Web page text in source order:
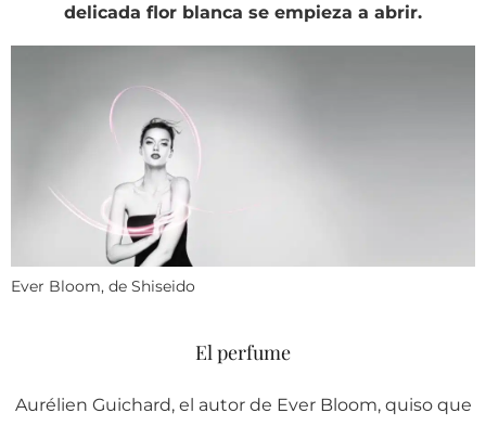
delicada flor blanca se empieza a abrir.
Ever Bloom, de Shiseido
El perfume
Aurélien Guichard, el autor de Ever Bloom, quiso que